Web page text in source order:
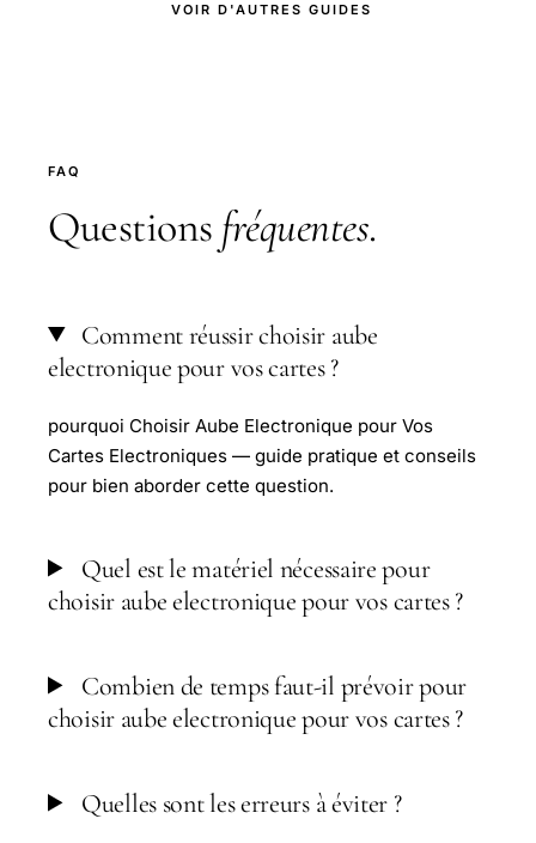
VOIR D'AUTRES GUIDES
FAQ
Questions fréquentes.
Comment réussir choisir aube
electronique pour vos cartes ?
pourquoi Choisir Aube Electronique pour Vos
Cartes Electroniques — guide pratique et conseils
pour bien aborder cette question.
Quel est le matériel nécessaire pour
choisir aube electronique pour vos cartes ?
Combien de temps faut-il prévoir pour
choisir aube electronique pour vos cartes ?
Quelles sont les erreurs à éviter ?